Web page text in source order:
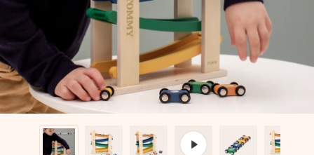
un mensaje que llegue al corazón. Sin complicaciones, solo
todo el amor para el momento.